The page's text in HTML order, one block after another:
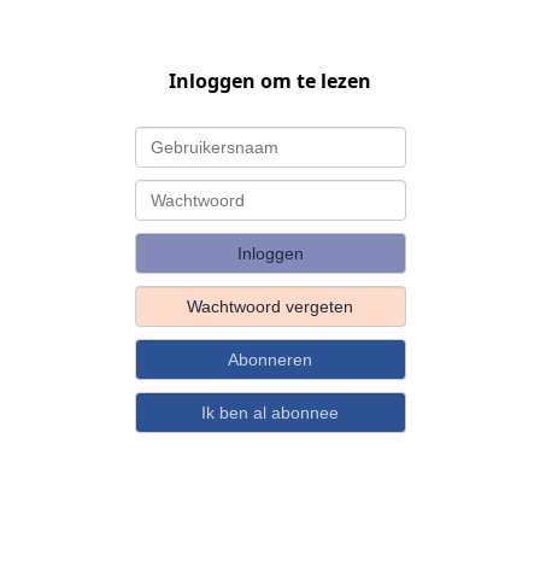
Inloggen om te lezen